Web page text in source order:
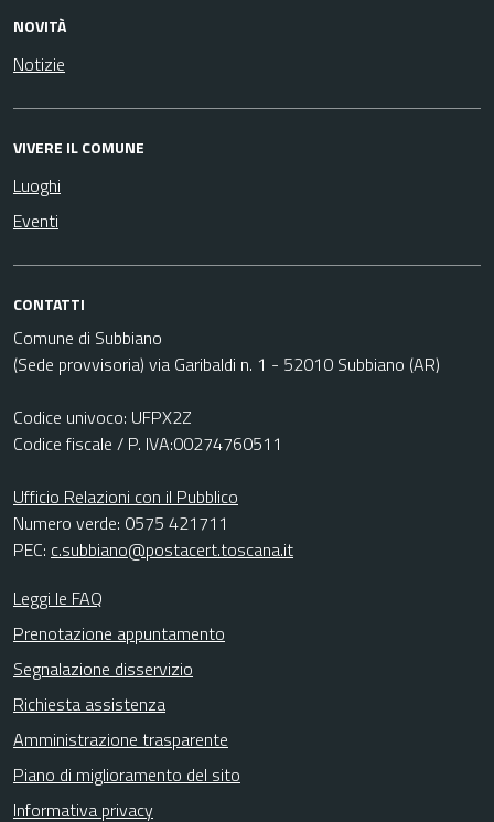
NOVITÀ
Notizie
VIVERE IL COMUNE
Luoghi
Eventi
CONTATTI
Comune di Subbiano
(Sede provvisoria) via Garibaldi n. 1 - 52010 Subbiano (AR)
Codice univoco: UFPX2Z
Codice fiscale / P. IVA:00274760511
Ufficio Relazioni con il Pubblico
Numero verde: 0575 421711
PEC: c.subbiano@postacert.toscana.it
Leggi le FAQ
Prenotazione appuntamento
Segnalazione disservizio
Richiesta assistenza
Amministrazione trasparente
Piano di miglioramento del sito
Informativa privacy